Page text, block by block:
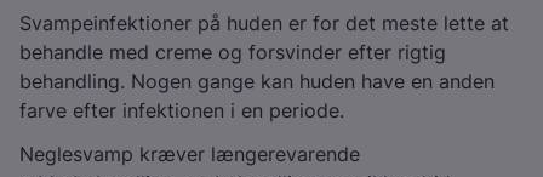
Svampeinfektioner på huden er for det meste lette at
behandle med creme og forsvinder efter rigtig
behandling. Nogen gange kan huden have en anden
farve efter infektionen i en periode.
Neglesvamp kræver længerevarende